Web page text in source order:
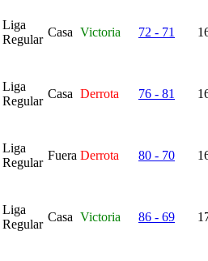
Liga
Regular
Casa Victoria 72 - 71
Liga
Regular
Casa Derrota 76 - 81
Liga
Regular
Fuera Derrota 80 - 70
Liga
Regular
Casa Victoria 86 - 69